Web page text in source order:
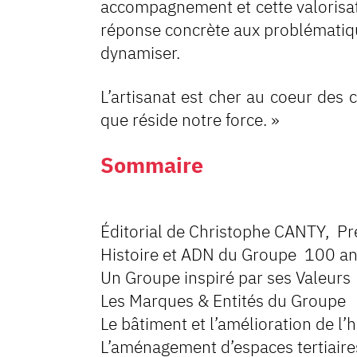
accompagnement et cette
réponse concrète aux
dynamiser.
L’artisanat est cher au coeur des
que réside notre force. »
Sommaire
Éditorial de Christophe CANTY,
Histoire et ADN du Groupe
Un Groupe inspiré
Les Marques &
Le bâtiment et
L’aménagement d’espaces